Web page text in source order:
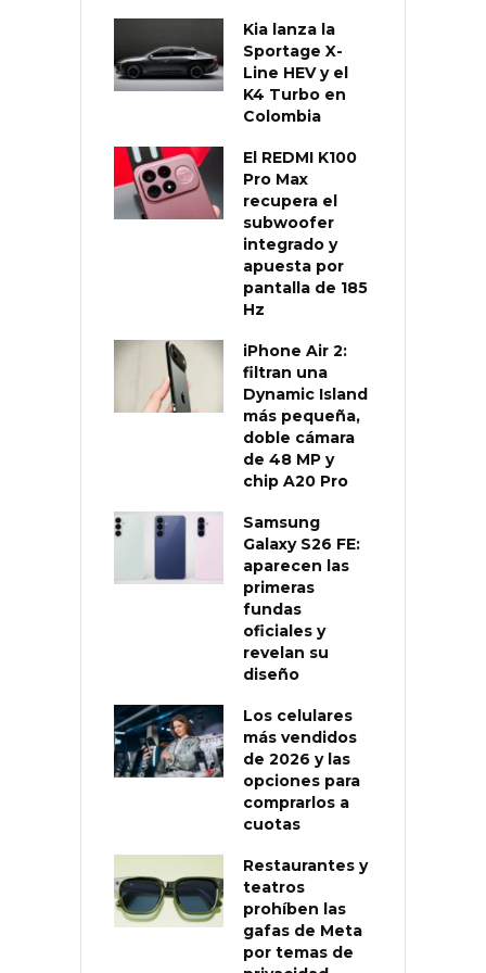
Kia lanza la
Sportage X-
Line HEV y el
K4 Turbo en
Colombia
El REDMI K100
Pro Max
recupera el
subwoofer
integrado y
apuesta por
pantalla de 185
Hz
iPhone Air 2:
filtran una
Dynamic Island
más pequeña,
doble cámara
de 48 MP y
chip A20 Pro
Samsung
Galaxy S26 FE:
aparecen las
primeras
fundas
oficiales y
revelan su
diseño
Los celulares
más vendidos
de 2026 y las
opciones para
comprarlos a
cuotas
Restaurantes y
teatros
prohíben las
gafas de Meta
por temas de